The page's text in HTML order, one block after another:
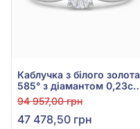
Каблучка з білого золота
585° з діамантом 0,23ct,
арт. 1-1200031
94 957,00 грн
47 478,50 грн